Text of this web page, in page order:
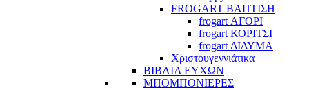
FROGART ΒΑΠΤΙΣΗ
frogart ΑΓΟΡΙ
frogart ΚΟΡΙΤΣΙ
frogart ΔΙΔΥΜΑ
Χριστουγεννιάτικα
ΒΙΒΛΙΑ ΕΥΧΩΝ
ΜΠΟΜΠΟΝΙΕΡΕΣ